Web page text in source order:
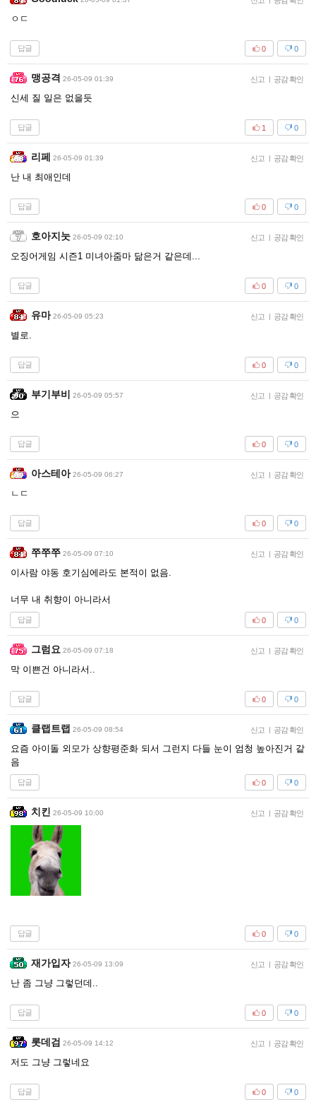
ㅇㄷ
답글 0
0
맹공격 26-05-09 01:39 신고 | 공감 확인
신세 질 일은 없을듯
답글 0
1
리페 26-05-09 01:39 신고 | 공감 확인
난 내 최애인데
답글 0
0
호아지눗 26-05-09 02:10 신고 | 공감 확인
오징어게임 시즌1 미녀아줌마 닮은거 같은데...
답글 0
0
유마 26-05-09 05:23 신고 | 공감 확인
별로.
답글 0
0
부기부비 26-05-09 05:57 신고 | 공감 확인
으
답글 0
0
아스테아 26-05-09 06:27 신고 | 공감 확인
ㄴㄷ
답글 0
0
쭈쭈쭈 26-05-09 07:10 신고 | 공감 확인
이사람 야동 호기심에라도 본적이 없음.
너무 내 취향이 아니라서
답글 0
0
그럼요 26-05-09 07:18 신고 | 공감 확인
막 이쁜건 아니라서..
답글 0
0
클랩트랩 26-05-09 08:54 신고 | 공감 확인
요즘 아이돌 외모가 상향평준화 되서 그런지 다들 눈이 엄청 높아진거 같
음
답글 0
0
치킨 26-05-09 10:00 신고 | 공감 확인
답글 0
0
재가입자 26-05-09 13:09 신고 | 공감 확인
난 좀 그냥 그렇던데..
답글 0
0
롯데검 26-05-09 14:12 신고 | 공감 확인
저도 그냥 그렇네요
답글 0
0